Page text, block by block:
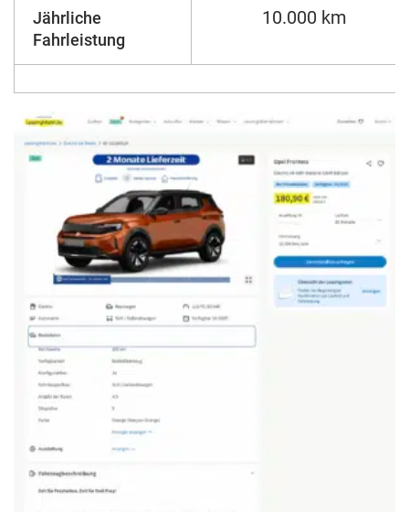
Jährliche
Fahrleistung
10.000 km